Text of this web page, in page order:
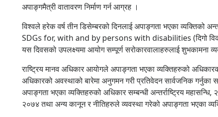
अपाङ्गमैत्री वातावरण निर्माण गर्न आग्रह ।
विश्वले हरेक वर्ष तीन डिसेम्बरको दिनलाई अपाङ्गता भएका
SDGs for, with and by persons with disabilities (दिगो विकास
यस दिवसको उपलक्ष्यमा आयोग सम्पूर्ण सरोकारवालाहरुलाई शुभकामना
राष्ट्रिय मानव अधिकार आयोगले अपाङ्गता भएका व्यक्तिहरुको
अधिकारको अवस्थाको बारेमा अनुगमन गरी प्रतिवेदन सार्वजनिक
अपाङ्गता भएका व्यक्तिहरुको अधिकार सम्बन्धी अन्तर्राष्ट्रिय
२०७४ तथा अन्य कानून र नीतिहरुले व्यवस्था गरेको अपाङ्गता भएका